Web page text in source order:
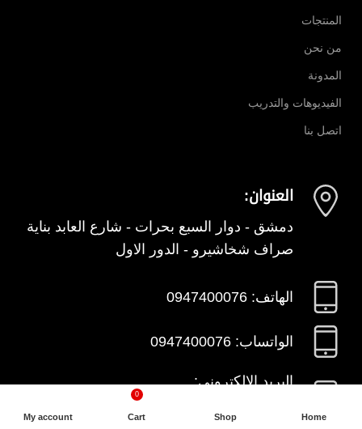
المنتجات
من نحن
المدونة
الفيديوهات والتدريب
اتصل بنا
العنوان:
دمشق - دوار السبع بحرات - شارع العابد بناية
صراف شخاشيرو - الدور الاول
الهاتف: 0947400076
الواتساب: 0947400076
البريد الالكتروني:
info@sham-detectors.com
Home
Shop
0
Cart
My account